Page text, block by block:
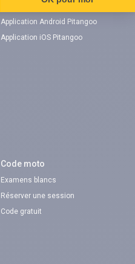
Nos applications
Application Android Pitangoo
Application iOS Pitangoo
Code moto
Examens blancs
Réserver une session
Code gratuit